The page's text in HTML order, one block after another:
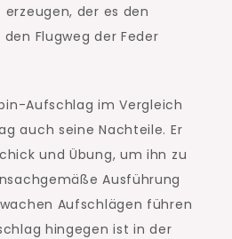
der es den
Flugweg der Feder
Aufschlag im Vergleich
auch seine Nachteile. Er
und Übung, um ihn zu
Ausführung
Aufschlägen führen
hingegen ist in der